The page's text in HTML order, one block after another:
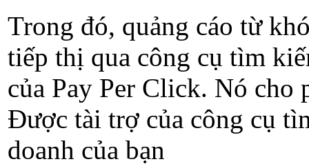
Trong đó, quảng cáo từ
tiếp thị qua công cụ tìm
của Pay Per Click. Nó cho
Được tài trợ của công cụ
doanh của bạn